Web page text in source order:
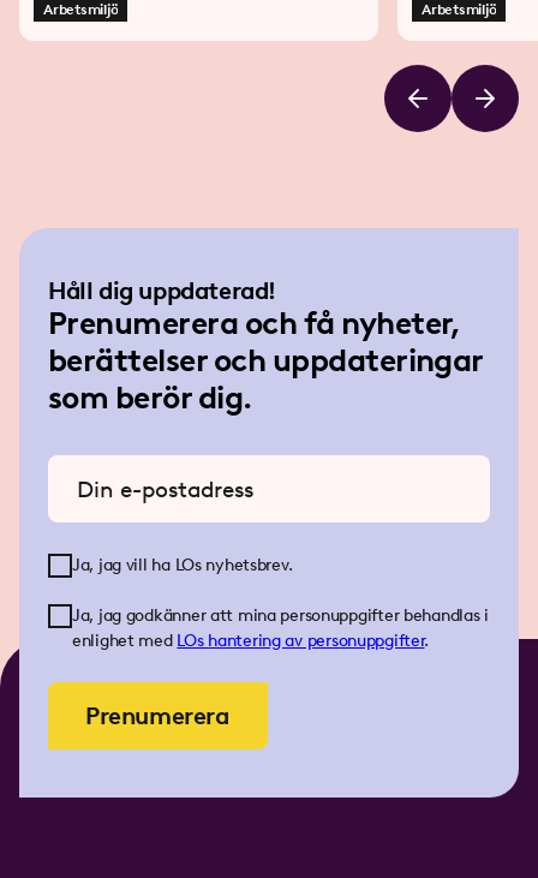
Arbetsmiljö Arbetsmiljö
Håll dig uppdaterad!
Prenumerera och få nyheter,
berättelser och uppdateringar
som berör dig.
Ange din e-postadress
Ja, jag vill ha LOs nyhetsbrev.
Ja, jag godkänner att mina personuppgifter behandlas i
enlighet med LOs hantering av personuppgifter.
Prenumerera